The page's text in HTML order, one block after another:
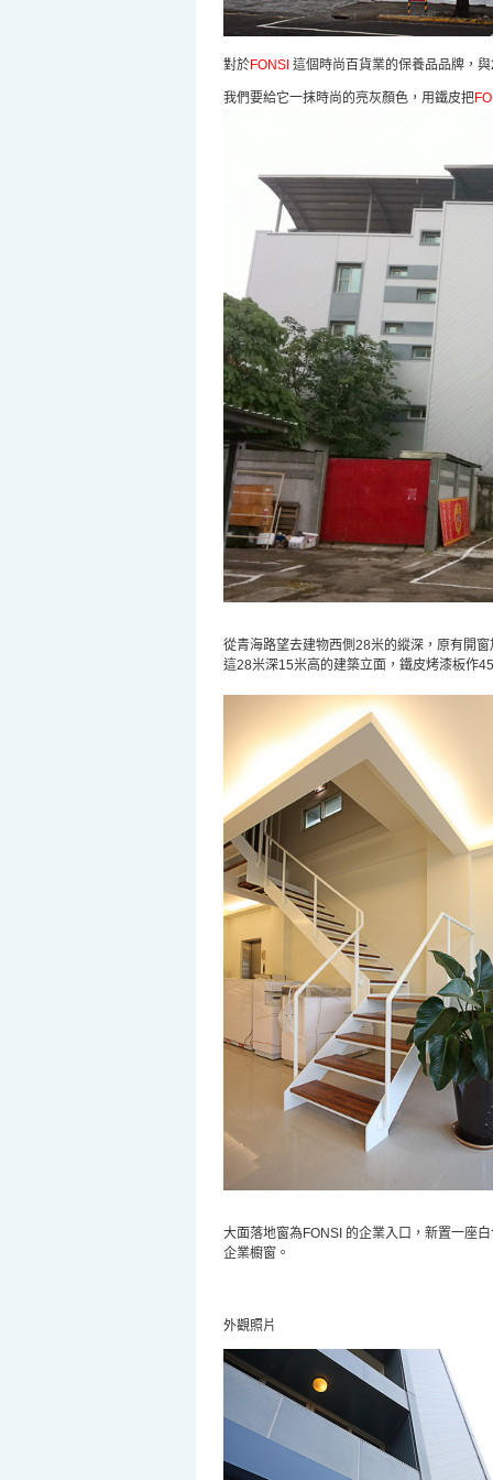
對於FONSI 這個時尚百貨業的保養品品牌，與
我們要給它一抹時尚的亮灰顏色，用鐵皮把
從青海路望去建物西側28米的縱深，原有開
這28米深15米高的建築立面，鐵皮烤漆板作45
大面落地窗為FONSI 的企業入口，新置一座
企業櫥窗。
外觀照片